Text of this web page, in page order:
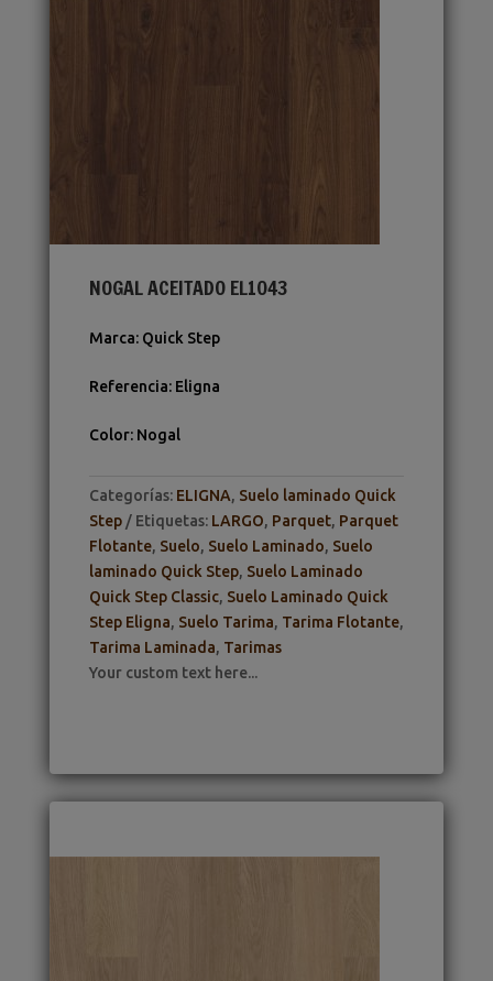
NOGAL ACEITADO EL1043
Marca: Quick Step
Referencia: Eligna
Color: Nogal
Categorías: ELIGNA, Suelo laminado Quick
Step
Etiquetas: LARGO, Parquet, Parquet
Flotante, Suelo, Suelo Laminado, Suelo
laminado Quick Step, Suelo Laminado
Quick Step Classic, Suelo Laminado Quick
Step Eligna, Suelo Tarima, Tarima Flotante,
Tarima Laminada, Tarimas
Your custom text here...